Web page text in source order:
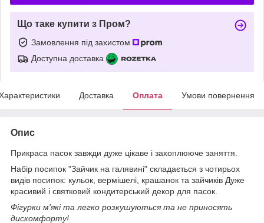
Що таке купити з Пром?
Замовлення під захистом
Доступна доставка
Доставка Оплата Умови повернення
Опис
Прикраса пасок завжди дуже цікаве і захоплююче заняття.
Набір посипок "Зайчик на галявині" складається з чотирьох
видів посипок: кульок, вермішелі, крашанок та зайчиків Дуже
красивий і святковий кондитерський декор для пасок.
Фігурки м'які та легко розкушуються та не приносять
дискомфорту!